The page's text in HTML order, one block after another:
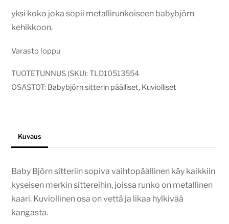
yksi koko joka sopii metallirunkoiseen babybjörn
kehikkoon.
Varasto loppu
TUOTETUNNUS (SKU):TLD10513554
OSASTOT: Babybjörn sitterin päälliset, Kuviolliset
Kuvaus
Baby Björn sitteriin sopiva vaihtopäällinen käy kaikkiin
kyseisen merkin sittereihin, joissa runko on metallinen
kaari. Kuviollinen osa on vettä ja likaa hylkivää
kangasta.